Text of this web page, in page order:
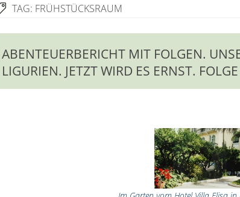
TAG: FRÜHSTÜCKSRAUM
ABENTEUERBERICHT MIT FOLGEN.
LIGURIEN. JETZT WIRD ES ERNST.